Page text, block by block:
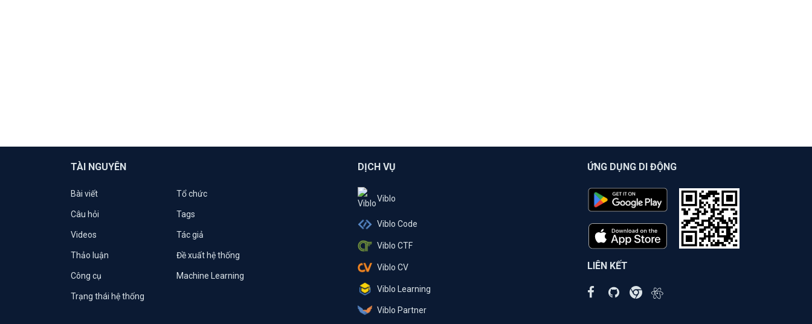
TÀI NGUYÊN
Bài viết Tổ chức
Câu hỏi Tags
Videos Tác giả
Thảo luận Đề xuất hệ thống
Công cụ Machine Learning
Trạng thái hệ thống
DỊCH VỤ
Viblo
Viblo Code
Viblo CTF
Viblo CV
Viblo Learning
Viblo Partner
ỨNG DỤNG DI ĐỘNG
LIÊN KẾT